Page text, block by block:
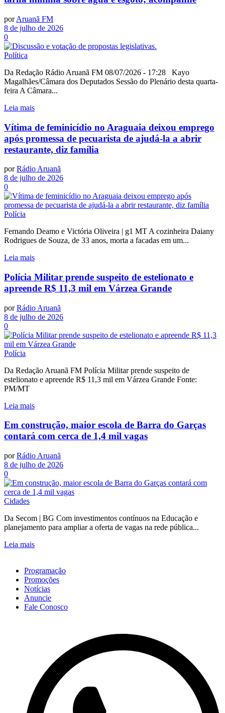
por Aruanã FM
8 de julho de 2026
0
Política
Da Redação Rádio Aruanã FM 08/07/2026 - 17:28 Kayo
Magalhães/Câmara dos Deputados Sessão do Plenário desta quarta-
feira A Câmara...
Leia mais
Vítima de feminicídio no Araguaia deixou emprego
após promessa de pecuarista de ajudá-la a abrir
restaurante, diz família
por Rádio Aruanã
8 de julho de 2026
0
Polícia
Fernando Deamo e Victória Oliveira | g1 MT A cozinheira Daiany
Rodrigues de Souza, de 33 anos, morta a facadas em um...
Leia mais
Polícia Militar prende suspeito de estelionato e
apreende R$ 11,3 mil em Várzea Grande
por Rádio Aruanã
8 de julho de 2026
0
Polícia
Da Redação Aruanã FM Polícia Militar prende suspeito de
estelionato e apreende R$ 11,3 mil em Várzea Grande Fonte:
PM/MT
Leia mais
Em construção, maior escola de Barra do Garças
contará com cerca de 1,4 mil vagas
por Rádio Aruanã
8 de julho de 2026
0
Cidades
Da Secom | BG Com investimentos contínuos na Educação e
planejamento para ampliar a oferta de vagas na rede pública...
Leia mais
Programação
Promoções
Notícias
Anuncie
Fale Conosco